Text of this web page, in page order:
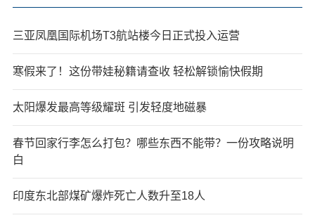
三亚凤凰国际机场T3航站楼今日正式投入运营
寒假来了！这份带娃秘籍请查收 轻松解锁愉快假期
太阳爆发最高等级耀斑 引发轻度地磁暴
春节回家行李怎么打包？哪些东西不能带？一份攻略说明
白
印度东北部煤矿爆炸死亡人数升至18人